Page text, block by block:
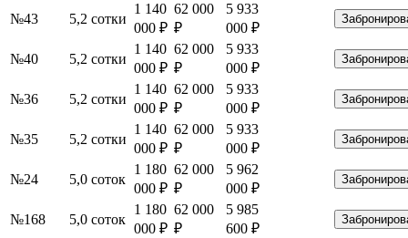
№43 5,2 сотки
1 140
000 ₽
62 000
₽
5 933
000 ₽
№40 5,2 сотки
1 140
000 ₽
62 000
₽
5 933
000 ₽
№36 5,2 сотки
1 140
000 ₽
62 000
₽
5 933
000 ₽
№35 5,2 сотки
1 140
000 ₽
62 000
₽
5 933
000 ₽
№24 5,0 соток
1 180
000 ₽
62 000
₽
5 962
000 ₽
№168 5,0 соток
1 180
000 ₽
62 000
₽
5 985
600 ₽